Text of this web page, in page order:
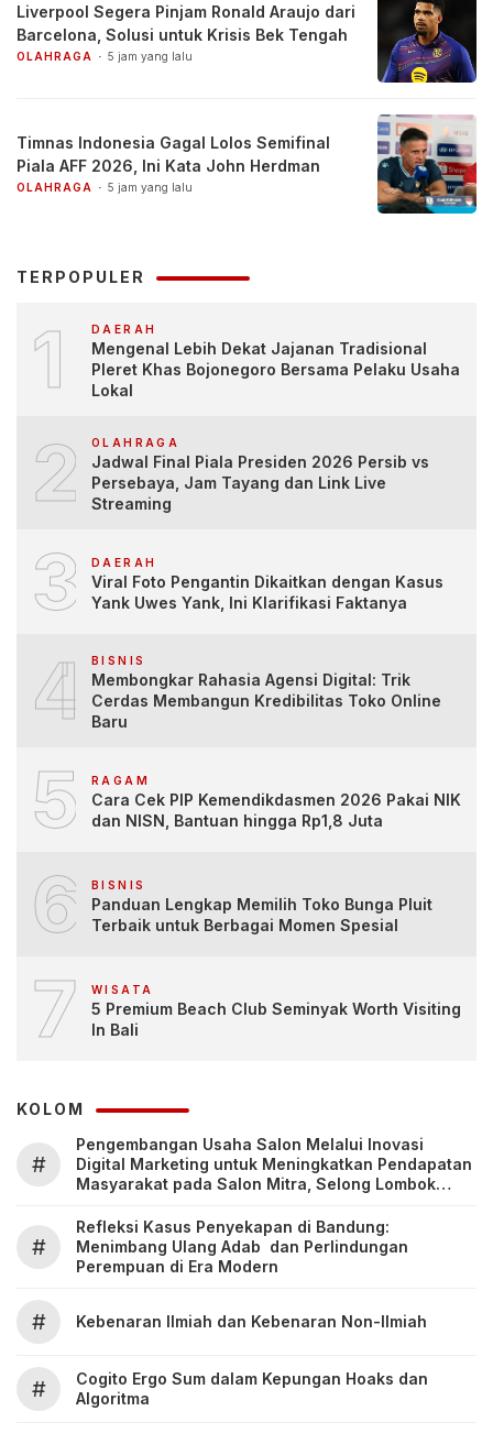
Liverpool Segera Pinjam Ronald Araujo dari
Barcelona, Solusi untuk Krisis Bek Tengah
OLAHRAGA 5 jam yang lalu
Timnas Indonesia Gagal Lolos Semifinal
Piala AFF 2026, Ini Kata John Herdman
OLAHRAGA 5 jam yang lalu
TERPOPULER
1 DAERAH
Mengenal Lebih Dekat Jajanan Tradisional
Pleret Khas Bojonegoro Bersama Pelaku Usaha
Lokal
2 OLAHRAGA
Jadwal Final Piala Presiden 2026 Persib vs
Persebaya, Jam Tayang dan Link Live
Streaming
3 DAERAH
Viral Foto Pengantin Dikaitkan dengan Kasus
Yank Uwes Yank, Ini Klarifikasi Faktanya
4 BISNIS
Membongkar Rahasia Agensi Digital: Trik
Cerdas Membangun Kredibilitas Toko Online
Baru
5 RAGAM
Cara Cek PIP Kemendikdasmen 2026 Pakai NIK
dan NISN, Bantuan hingga Rp1,8 Juta
6 BISNIS
Panduan Lengkap Memilih Toko Bunga Pluit
Terbaik untuk Berbagai Momen Spesial
7 WISATA
5 Premium Beach Club Seminyak Worth Visiting
In Bali
KOLOM
#
Pengembangan Usaha Salon Melalui Inovasi
Digital Marketing untuk Meningkatkan Pendapatan
Masyarakat pada Salon Mitra, Selong Lombok
#
Refleksi Kasus Penyekapan di Bandung:
Menimbang Ulang Adab dan Perlindungan
Perempuan di Era Modern
# Kebenaran Ilmiah dan Kebenaran Non-Ilmiah
#
Cogito Ergo Sum dalam Kepungan Hoaks dan
Algoritma